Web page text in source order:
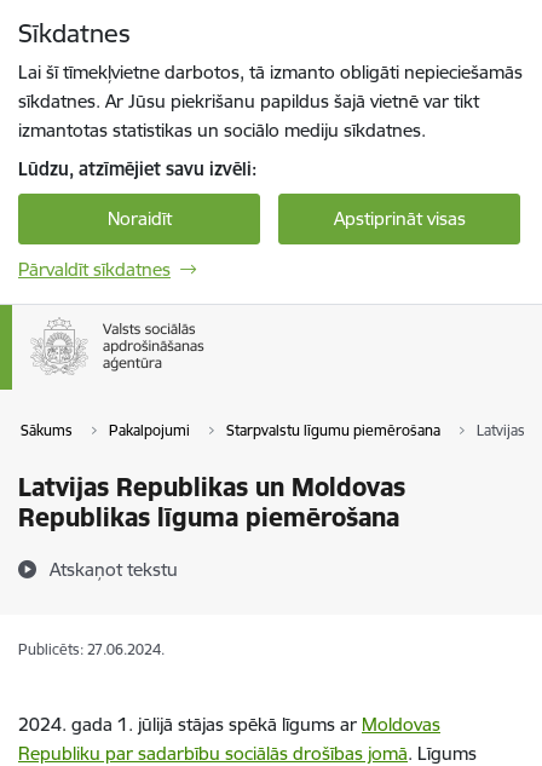
Sīkdatnes
Lai šī tīmekļvietne darbotos, tā izmanto obligāti nepieciešamās
sīkdatnes. Ar Jūsu piekrišanu papildus šajā vietnē var tikt
izmantotas statistikas un sociālo mediju sīkdatnes.
Lūdzu, atzīmējiet savu izvēli:
Noraidīt Apstiprināt visas
Pārvaldīt sīkdatnes
Sākums Pakalpojumi Starpvalstu līgumu piemērošana Latvijas
Latvijas Republikas un Moldovas
Republikas līguma piemērošana
Atskaņot tekstu
Publicēts: 27.06.2024.
2024. gada 1. jūlijā stājas spēkā līgums ar Moldovas
Republiku par sadarbību sociālās drošības jomā. Līgums